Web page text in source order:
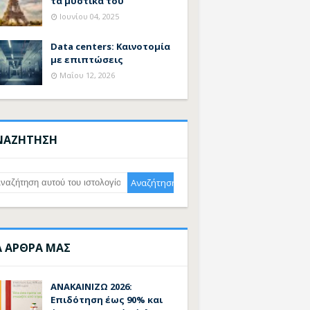
Ιουνίου 04, 2025
Data centers: Καινοτομία
με επιπτώσεις
Μαΐου 12, 2026
ΑΡΘΡΑ ΜΑΣ
ΑΝΑΚΑΙΝΙΖΩ 2026:
Επιδότηση έως 90% και